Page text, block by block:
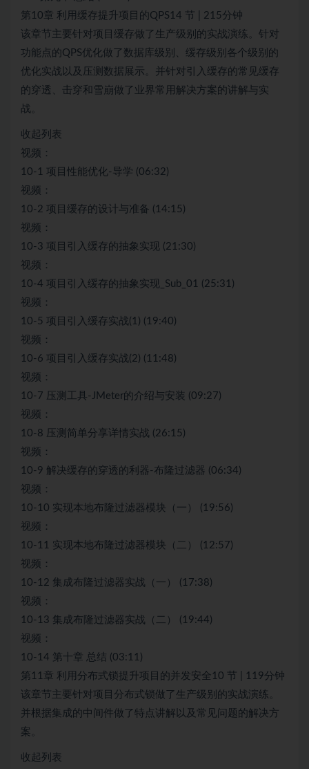
第10章 利用缓存提升项目的QPS14 节 | 215分钟
该章节主要针对项目缓存做了生产级别的实战演练。针对
功能点的QPS优化做了数据库级别、缓存级别各个级别的
优化实战以及压测数据展示。并针对引入缓存的常见缓存
的穿透、击穿和雪崩做了业界常用解决方案的讲解与实
战。
收起列表
视频：
10-1 项目性能优化-导学 (06:32)
视频：
10-2 项目缓存的设计与准备 (14:15)
视频：
10-3 项目引入缓存的抽象实现 (21:30)
视频：
10-4 项目引入缓存的抽象实现_Sub_01 (25:31)
视频：
10-5 项目引入缓存实战(1) (19:40)
视频：
10-6 项目引入缓存实战(2) (11:48)
视频：
10-7 压测工具-JMeter的介绍与安装 (09:27)
视频：
10-8 压测简单分享详情实战 (26:15)
视频：
10-9 解决缓存的穿透的利器-布隆过滤器 (06:34)
视频：
10-10 实现本地布隆过滤器模块（一） (19:56)
视频：
10-11 实现本地布隆过滤器模块（二） (12:57)
视频：
10-12 集成布隆过滤器实战（一） (17:38)
视频：
10-13 集成布隆过滤器实战（二） (19:44)
视频：
10-14 第十章 总结 (03:11)
第11章 利用分布式锁提升项目的并发安全10 节 | 119分钟
该章节主要针对项目分布式锁做了生产级别的实战演练。
并根据集成的中间件做了特点讲解以及常见问题的解决方
案。
收起列表